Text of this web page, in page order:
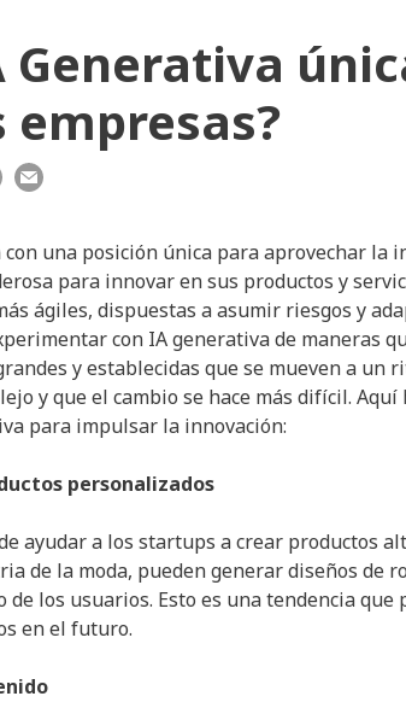
Generativa
empresas?
una posición única para aprovechar
para innovar en sus productos y
ágiles, dispuestas a asumir riesgos y
con IA generativa de maneras
y establecidas que se mueven a un
y que el cambio se hace más difícil.
para impulsar la innovación:
personalizados
ayudar a los startups a crear productos
de la moda, pueden generar diseños de
de los usuarios. Esto es una tendencia
en el futuro.